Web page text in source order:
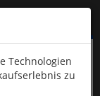
Technologien
zu